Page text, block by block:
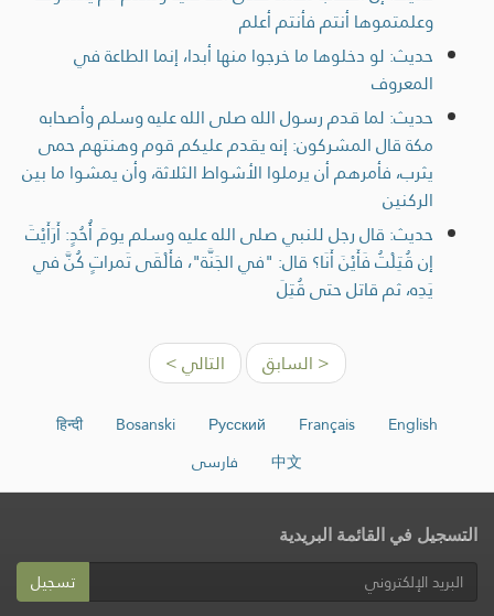
وعلمتموها أنتم فأنتم أعلم
حديث: لو دخلوها ما خرجوا منها أبدا، إنما الطاعة في
المعروف
حديث: لما قدم رسول الله صلى الله عليه وسلم وأصحابه
مكة قال المشركون: إنه يقدم عليكم قوم وهنتهم حمى
يثرب، فأمرهم أن يرملوا الأشواط الثلاثة، وأن يمشوا ما بين
الركنين
حديث: قال رجل للنبي صلى الله عليه وسلم يومَ أُحُدٍ: أَرَأَيْتَ
إن قُتِلْتُ فَأَيْنَ أَنَا؟ قال: "في الجَنَّة"، فأَلْقَى تَمراتٍ كُنَّ في
يَدِه، ثم قاتل حتى قُتِلَ
< السابق التالي >
English
Français
Русский
Bosanski
हिन्दी
中文
فارسی
التسجيل في القائمة البريدية
تسجيل